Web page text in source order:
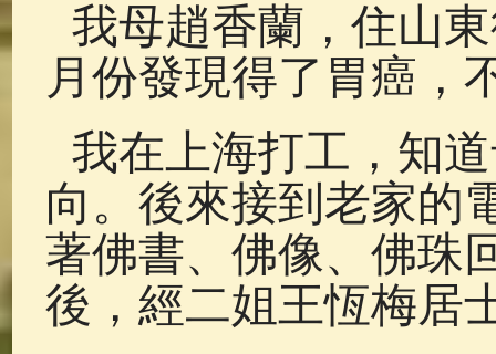
我母趙香蘭，住山
月份發現得了胃癌，
我在上海打工，知
向。後來接到老家的
著佛書、佛像、佛珠
後，經二姐王恆梅居